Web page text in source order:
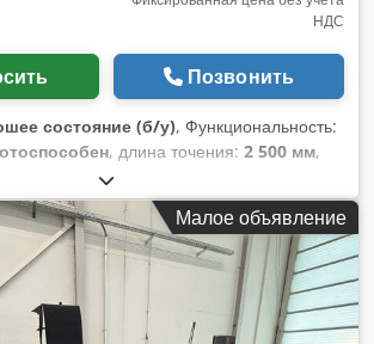
НДС
Позвонить
состояние (б/у), Функциональность:
, длина точения: 2 500 мм,
80 мм расстояние между центрами 2500
кг максимальный диаметр точения
мин Crodpezhp Anefx Ahfsf длина 490
ширина 150 см цифровая индикация по
ход по осям X и Z в комплекте 3-
патрон и люнет
Малое объявление